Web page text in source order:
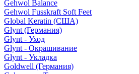
Gehwol Balance
Gehwol Fusskraft Soft Feet
Global Keratin (США)
Glynt (Германия)
Glynt - Уход
Glynt - Окрашивание
Glynt - Укладка
Goldwell (Германия)